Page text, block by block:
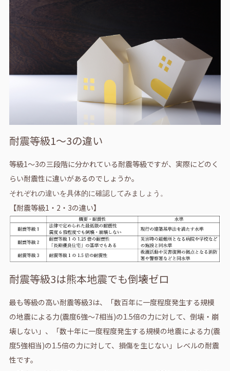
耐震等級1～3の違い
等級1～3の三段階に分かれている耐震等級ですが、実際にどのく
らい耐震性に違いがあるのでしょうか。
それぞれの違いを具体的に確認してみましょう。
【耐震等級1・2・3の違い】
耐震等級3は熊本地震でも倒壊ゼロ
最も等級の高い耐震等級3は、「数百年に一度程度発生する規模
の地震による力(震度6強～7相当)の1.5倍の力に対して、倒壊・崩
壊しない」、「数十年に一度程度発生する規模の地震による力(震
度5強相当)の1.5倍の力に対して、損傷を生じない」レベルの耐震
性です。